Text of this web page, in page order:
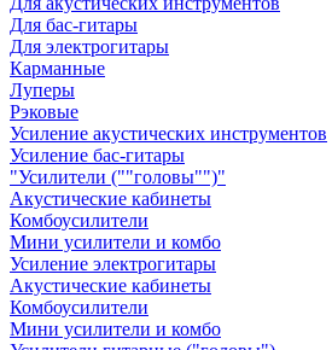
Для бас-гитары
Для электрогитары
Карманные
Луперы
Рэковые
Усиление акустических инструментов
Усиление бас-гитары
"Усилители (""головы"")"
Акустические кабинеты
Комбоусилители
Мини усилители и комбо
Усиление электрогитары
Акустические кабинеты
Комбоусилители
Мини усилители и комбо